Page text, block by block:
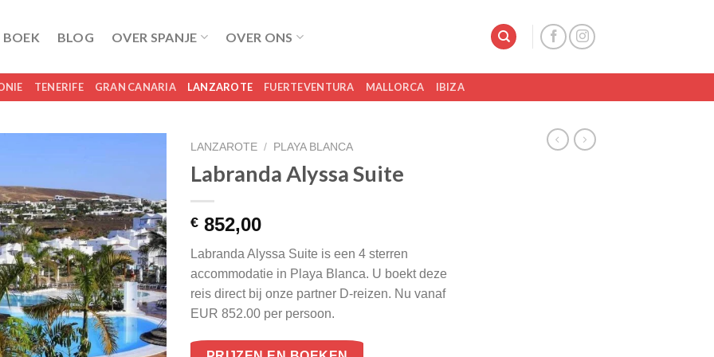
BOEK BLOG OVER SPANJE OVER ONS
TENERIFE GRAN CANARIA LANZAROTE FUERTEVENTURA MALLORCA IBIZA
LANZAROTE / PLAYA BLANCA
Labranda Alyssa Suite
€ 852,00
Labranda Alyssa Suite is een 4 sterren
accommodatie in Playa Blanca. U boekt deze
reis direct bij onze partner D-reizen. Nu vanaf
EUR 852.00 per persoon.